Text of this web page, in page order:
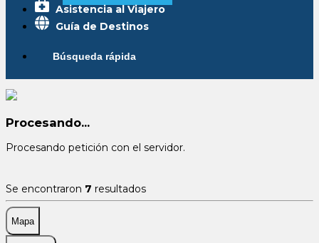
Asistencia al Viajero
Guía de Destinos
Búsqueda rápida
Procesando...
Procesando petición con el servidor.
Se encontraron 7 resultados
Mapa